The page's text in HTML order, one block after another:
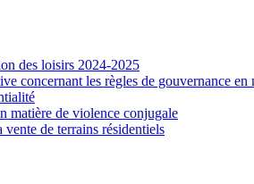
des loisirs 2024-2025
concernant les règles de gouvernance
matière de violence conjugale
de terrains résidentiels